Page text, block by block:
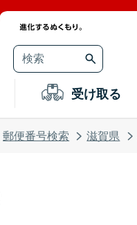
受け取る
郵便番号検索 滋賀県